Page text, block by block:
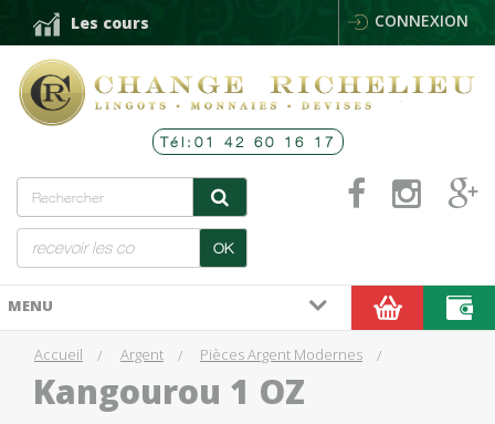
CONNEXION
Les cours
Tél:01 42 60 16 17
OK
MENU
Accueil Argent Pièces Argent Modernes
Kangourou 1 OZ